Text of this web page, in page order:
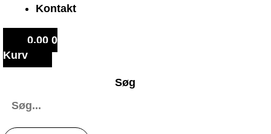
Kontakt
0,00 0
Kurv
Søg